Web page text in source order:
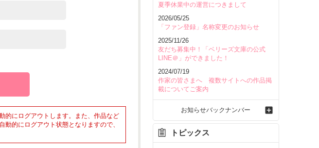
的にログアウトします。また、作品など
的にログアウト状態となりますので、
夏季休業中の運営につきまして
2026/05/25
「ファン登録」名称変更のお知らせ
2025/11/26
友だち募集中！「ベリーズ文庫の公式
LINE＠」ができました！
2024/07/19
作家の皆さまへ 複数サイトへの作品掲
載についてご案内
お知らせバックナンバー
トピックス